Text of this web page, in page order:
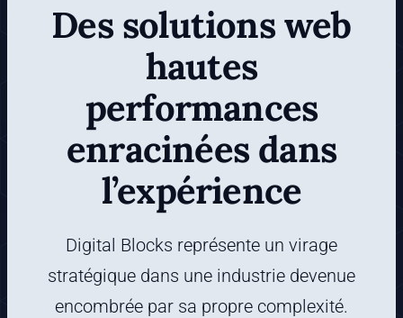
Des solutions web
hautes
performances
enracinées dans
l’expérience
Digital Blocks représente un virage
stratégique dans une industrie devenue
encombrée par sa propre complexité.